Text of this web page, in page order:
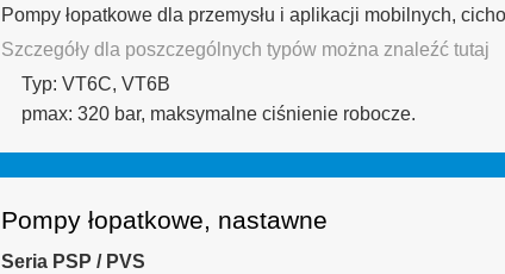
Pompy łopatkowe dla przemysłu i aplikacji mobilnych,
Szczegóły dla poszczególnych typów można znaleźć tutaj
Typ: VT6C, VT6B
pmax: 320 bar, maksymalne ciśnienie robocze.
Pompy łopatkowe, nastawne
Seria PSP / PVS